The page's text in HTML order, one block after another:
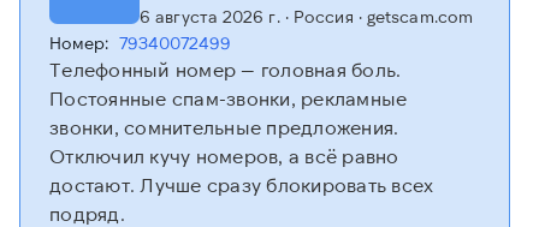
6 августа 2026 г.· Россия · getscam.com
Номер: 79340072499
Телефонный номер — головная боль.
Постоянные спам-звонки, рекламные
звонки, сомнительные предложения.
Отключил кучу номеров, а всё равно
достают. Лучше сразу блокировать всех
подряд.